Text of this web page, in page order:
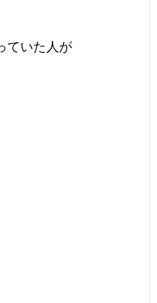
ていた人が